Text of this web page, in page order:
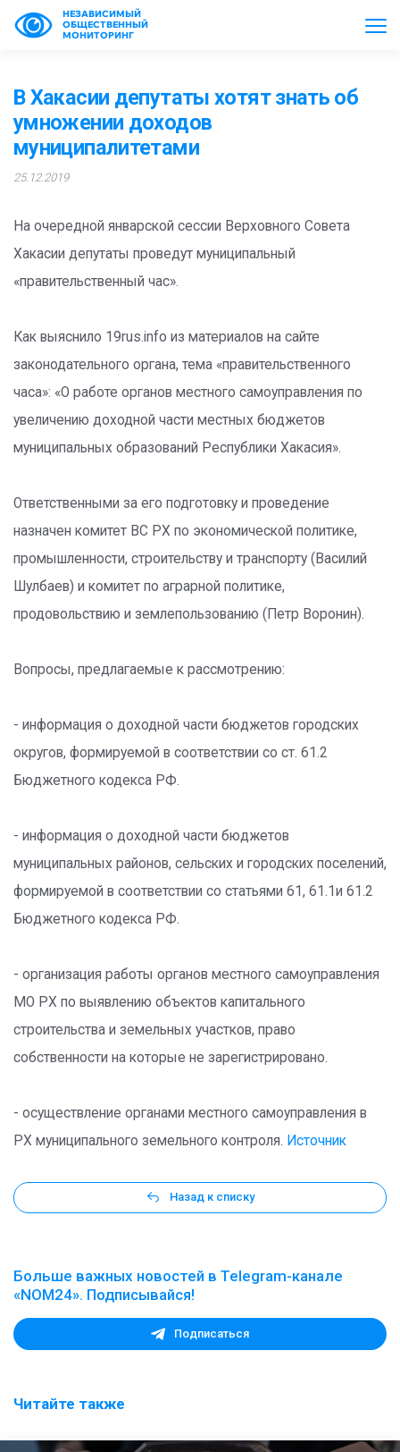
НЕЗАВИСИМЫЙ
ОБЩЕСТВЕННЫЙ
МОНИТОРИНГ
В Хакасии депутаты хотят знать об
умножении доходов
муниципалитетами
25.12.2019
На очередной январской сессии Верховного Совета
Хакасии депутаты проведут муниципальный
«правительственный час».
Как выяснило 19rus.info из материалов на сайте
законодательного органа, тема «правительственного
часа»: «О работе органов местного самоуправления по
увеличению доходной части местных бюджетов
муниципальных образований Республики Хакасия».
Ответственными за его подготовку и проведение
назначен комитет ВС РХ по экономической политике,
промышленности, строительству и транспорту (Василий
Шулбаев) и комитет по аграрной политике,
продовольствию и землепользованию (Петр Воронин).
Вопросы, предлагаемые к рассмотрению:
- информация о доходной части бюджетов городских
округов, формируемой в соответствии со ст. 61.2
Бюджетного кодекса РФ.
- информация о доходной части бюджетов
муниципальных районов, сельских и городских поселений,
формируемой в соответствии со статьями 61, 61.1и 61.2
Бюджетного кодекса РФ.
- организация работы органов местного самоуправления
МО РХ по выявлению объектов капитального
строительства и земельных участков, право
собственности на которые не зарегистрировано.
- осуществление органами местного самоуправления в
РХ муниципального земельного контроля. Источник
Назад к списку
Больше важных новостей в Telegram-канале
«NOM24». Подписывайся!
Подписаться
Читайте также